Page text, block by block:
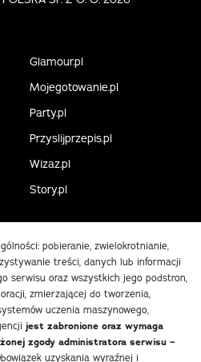
Glamour.pl
Mojegotowanie.pl
Party.pl
Przyslijprzepis.pl
Wizaz.pl
Story.pl
pobieranie, zwielokrotnianie,
treści, danych lub informacji
serwisu oraz wszystkich jego podstron,
zmierzającej do tworzenia,
uczenia maszynowego,
jest zabronione oraz wymaga
zgody administratora serwisu –
uzyskania wyraźnej i